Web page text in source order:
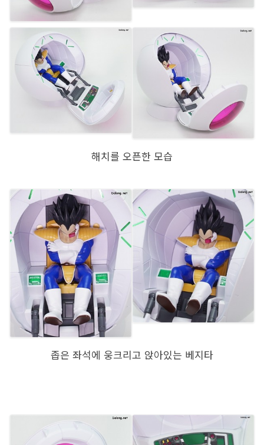
해치를 오픈한 모습
좁은 좌석에 웅크리고 앉아있는 베지타